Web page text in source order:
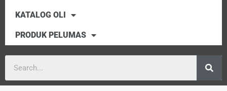
KATALOG OLI
PRODUK PELUMAS